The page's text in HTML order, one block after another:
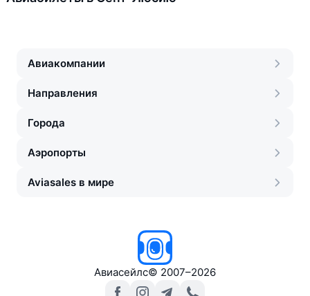
Авиакомпании
Направления
Города
Аэропорты
Aviasales в мире
Авиасейлс© 2007–2026